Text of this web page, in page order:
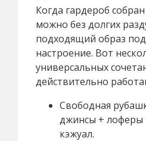
Когда гардероб
можно без долгих
подходящий образ
настроение. Вот
универсальных
действительно
Свободная
джинсы + лоферы
кэжуал.